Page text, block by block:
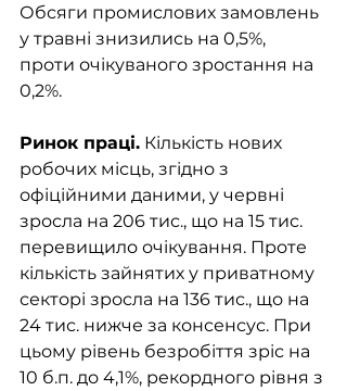
Обсяги промислових замовлень
у травні знизились на 0,5%,
проти очікуваного зростання на
0,2%.
Ринок праці. Кількість нових
робочих місць, згідно з
офіційними даними, у червні
зросла на 206 тис., що на 15 тис.
перевищило очікування. Проте
кількість зайнятих у приватному
секторі зросла на 136 тис., що на
24 тис. нижче за консенсус. При
цьому рівень безробіття зріс на
10 б.п. до 4,1%, рекордного рівня з